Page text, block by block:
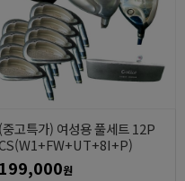
(중고특가) 여성용 풀세트 12P
199,000원